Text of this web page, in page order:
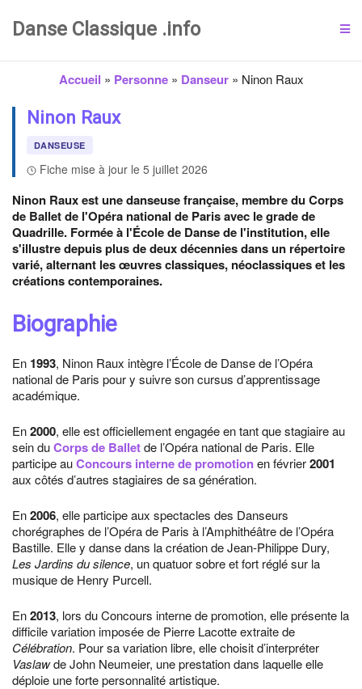
Danse Classique .info
Accueil » Personne» Danseur» Ninon Raux
Ninon Raux
DANSEUSE
Fiche mise à jour le 5 juillet 2026
Ninon Raux est une danseuse française, membre du Corps
de Ballet de l'Opéra national de Paris avec le grade de
Quadrille. Formée à l'École de Danse de l'institution, elle
s'illustre depuis plus de deux décennies dans un répertoire
varié, alternant les œuvres classiques, néoclassiques et les
créations contemporaines.
Biographie
En 1993, Ninon Raux intègre l’École de Danse de l’Opéra
national de Paris pour y suivre son cursus d’apprentissage
académique.
En2000, elle est officiellement engagée en tant que stagiaire au
sein duCorps de Balletde l’Opéra national de Paris. Elle
participe auConcours interne de promotionen février2001
aux côtés d’autres stagiaires de sa génération.
En2006, elle participe aux spectacles des Danseurs
chorégraphes de l’Opéra de Paris à l’Amphithéâtre de l’Opéra
Bastille. Elle y danse dans la création de Jean-Philippe Dury,
Les Jardins du silence, un quatuor sobre et fort réglé sur la
musique de Henry Purcell.
En2013, lors du Concours interne de promotion, elle présente la
difficile variation imposée de Pierre Lacotte extraite de
Célébration. Pour sa variation libre, elle choisit d’interpréter
Vaslawde John Neumeier, une prestation dans laquelle elle
déploie une forte personnalité artistique.